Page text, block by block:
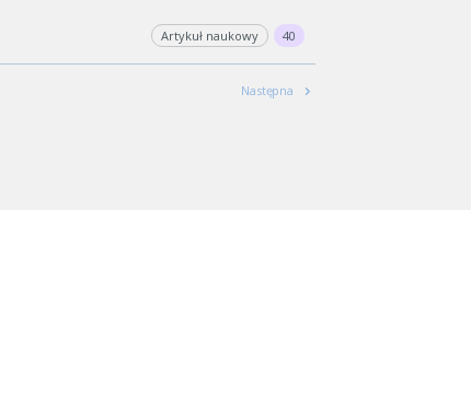
Artykuł naukowy 40
Następna